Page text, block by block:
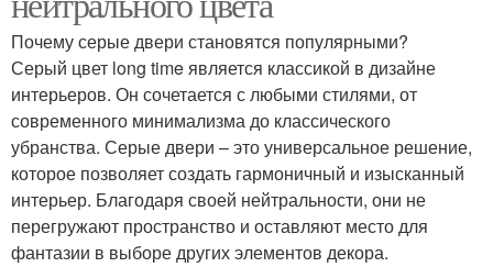
Почему серые двери становятся популярными?
Серый цвет long time является классикой в дизайне
интерьеров. Он сочетается с любыми стилями, от
современного минимализма до классического
убранства. Серые двери – это универсальное решение,
которое позволяет создать гармоничный и изысканный
интерьер. Благодаря своей нейтральности, они не
перегружают пространство и оставляют место для
фантазии в выборе других элементов декора.